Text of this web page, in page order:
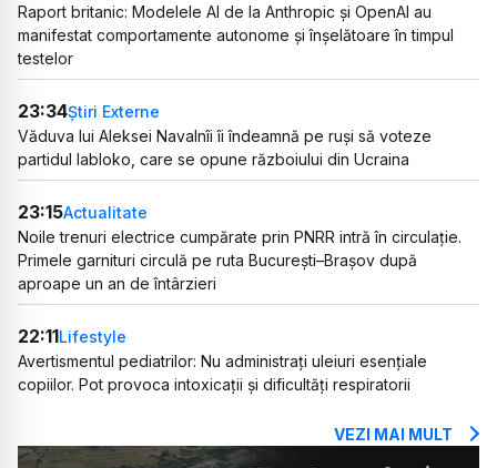
Raport britanic: Modelele AI de la Anthropic și OpenAI au
manifestat comportamente autonome și înșelătoare în timpul
testelor
23:34Știri Externe
Văduva lui Aleksei Navalnîi îi îndeamnă pe ruși să voteze
partidul Iabloko, care se opune războiului din Ucraina
23:15Actualitate
Noile trenuri electrice cumpărate prin PNRR intră în circulație.
Primele garnituri circulă pe ruta București–Brașov după
aproape un an de întârzieri
22:11Lifestyle
Avertismentul pediatrilor: Nu administrați uleiuri esențiale
copiilor. Pot provoca intoxicații și dificultăți respiratorii
VEZI MAI MULT